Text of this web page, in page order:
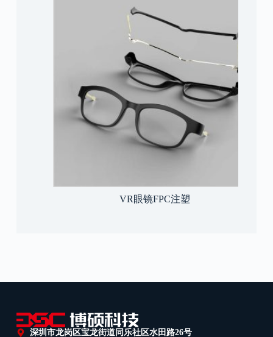
VR眼镜FPC注塑
深圳市龙岗区宝龙街道同乐社区水田路26号